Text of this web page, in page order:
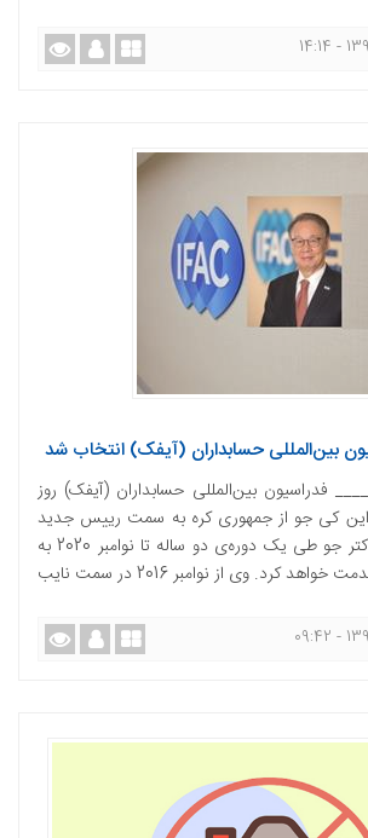
بین‌المللی حسابداران (آیفک) انتخاب شد
فدراسیون بین‌المللی حسابداران (آیفک) روز
این کی جو از جمهوری کره به سمت رییس جدید
آیفک را اعلام کرد. دکتر جو طی یک دوره‌ی دو ساله تا نوامبر 2020 به
عنوان رییس آیفک خدمت خواهد کرد. وی از نوامبر 2016 در سمت نایب